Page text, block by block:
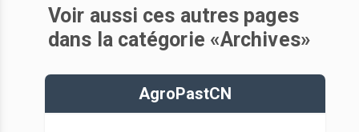
Voir aussi ces autres pages
dans la catégorie «Archives»
AgroPastCN